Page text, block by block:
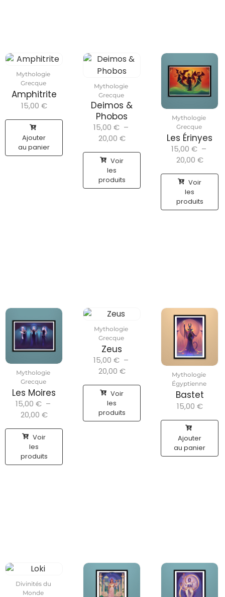
Mythologie
Grecque
Amphitrite
15,00 €
Ajouter
au panier
Mythologie
Grecque
Deimos &
Phobos
15,00 € –
20,00 €
Voir
les
produits
Mythologie
Grecque
Les Érinyes
15,00 € –
20,00 €
Voir
les
produits
Mythologie
Grecque
Les Moires
15,00 € –
20,00 €
Voir
les
produits
Mythologie
Grecque
Zeus
15,00 € –
20,00 €
Voir
les
produits
Mythologie
Égyptienne
Bastet
15,00 €
Ajouter
au panier
Divinités du
Monde